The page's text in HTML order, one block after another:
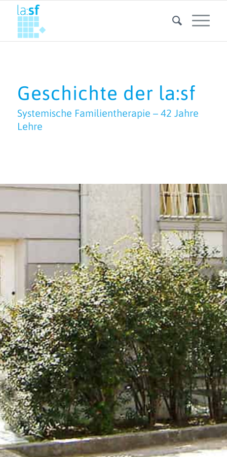
Geschichte der la:sf
Systemische Familientherapie – 42 Jahre
Lehre